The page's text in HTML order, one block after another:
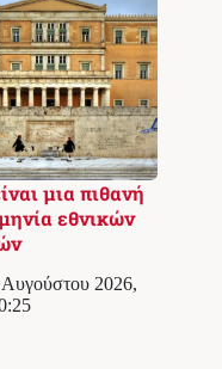
μια πιθανή
εθνικών
2026,